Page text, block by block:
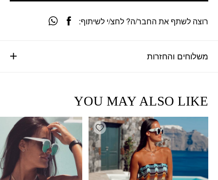
משלוחים והחזרות
רוצה לשתף את החבר/ה? לחצ/י לשיתוף:
YOU MAY ALSO LIKE
Add wishlist